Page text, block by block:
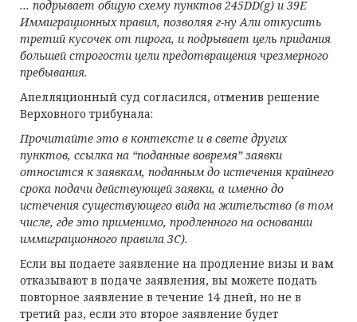
... подрывает общую схему пунктов 245DD(g) и 39E
Иммиграционных правил, позволяя г-ну Али откусить
третий кусочек от пирога, и подрывает цель придания
большей строгости цели предотвращения чрезмерного
пребывания.
Апелляционный суд согласился, отменив решение
Верховного трибунала:
Прочитайте это в контексте и в свете других
пунктов, ссылка на “поданные вовремя” заявки
относится к заявкам, поданным до истечения крайнего
срока подачи действующей заявки, а именно до
истечения существующего вида на жительство (в том
числе, где это применимо, продленного на основании
иммиграционного правила 3С).
Если вы подаете заявление на продление визы и вам
отказывают в подаче заявления, вы можете подать
повторное заявление в течение 14 дней, но не в
третий раз, если это второе заявление будет